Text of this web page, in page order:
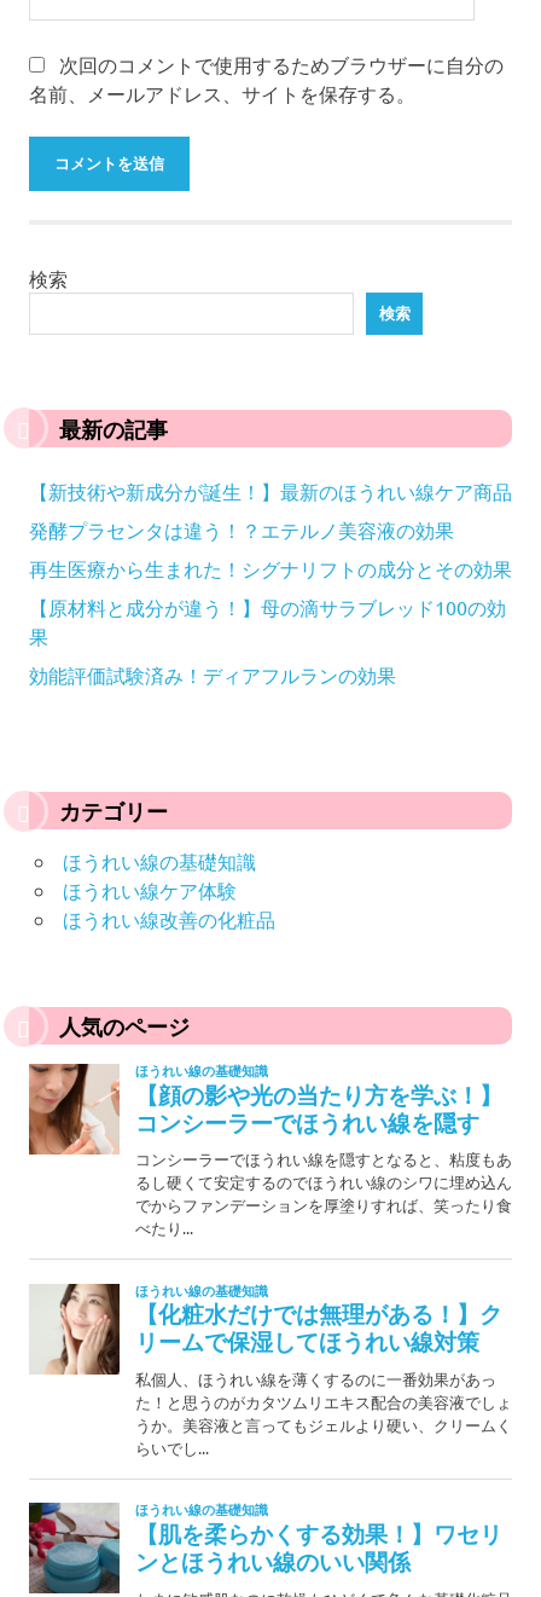
次回のコメントで使用するためブラウザーに自分の
名前、メールアドレス、サイトを保存する。
検索
検索
最新の記事
【新技術や新成分が誕生！】最新のほうれい線ケア商品
発酵プラセンタは違う！？エテルノ美容液の効果
再生医療から生まれた！シグナリフトの成分とその効果
【原材料と成分が違う！】母の滴サラブレッド100の効
果
効能評価試験済み！ディアフルランの効果
カテゴリー
ほうれい線の基礎知識
ほうれい線ケア体験
ほうれい線改善の化粧品
人気のページ